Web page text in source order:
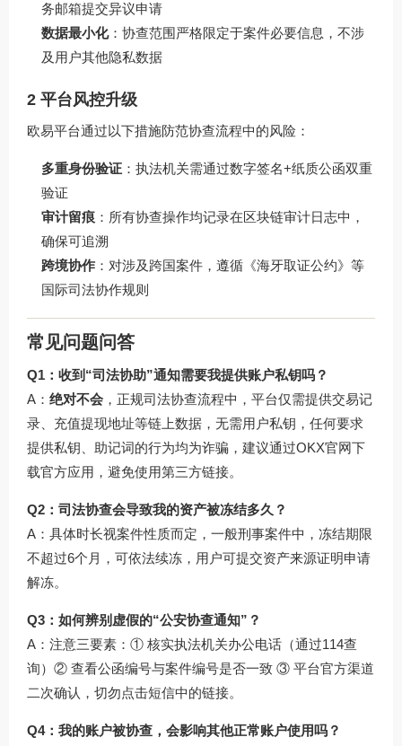
务邮箱提交异议申请
数据最小化：协查范围严格限定于案件必要信息，不涉
及用户其他隐私数据
2 平台风控升级
欧易平台通过以下措施防范协查流程中的风险：
多重身份验证 ：执法机关需通过数字签名+纸质公函双重
验证
审计留痕 ：所有协查操作均记录在区块链审计日志中，
确保可追溯
跨境协作 ：对涉及跨国案件，遵循《海牙取证公约》等
国际司法协作规则
常见问题问答
Q1：收到“司法协助”通知需要我提供账户私钥吗？
A： 绝对不会 ，正规司法协查流程中，平台仅需提供交易记
录、充值提现地址等链上数据，无需用户私钥，任何要求
提供私钥、助记词的行为均为诈骗，建议通过OKX官网下
载官方应用，避免使用第三方链接。
Q2：司法协查会导致我的资产被冻结多久？
A：具体时长视案件性质而定，一般刑事案件中，冻结期限
不超过6个月，可依法续冻，用户可提交资产来源证明申请
解冻。
Q3：如何辨别虚假的“公安协查通知”？
A：注意三要素：① 核实执法机关办公电话（通过114查
询）② 查看公函编号与案件编号是否一致 ③ 平台官方渠道
二次确认，切勿点击短信中的链接。
Q4：我的账户被协查，会影响其他正常账户使用吗？